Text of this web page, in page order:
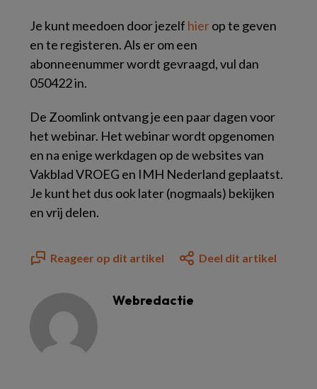
Je kunt meedoen door jezelf hierop te geven
en te registeren. Als er om een
abonneenummer wordt gevraagd, vul dan
050422 in.
De Zoomlink ontvang je een paar dagen voor
het webinar. Het webinar wordt opgenomen
en na enige werkdagen op de websites van
Vakblad VROEG en IMH Nederland geplaatst.
Je kunt het dus ook later (nogmaals) bekijken
en vrij delen.
Reageer op dit artikel Deel dit artikel
Webredactie